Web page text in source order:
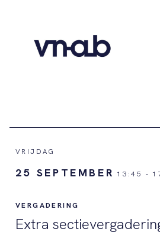
VRIJDAG
25 SEPTEMBER 13:45 -
VERGADERING
Extra